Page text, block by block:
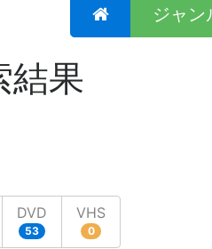
ジャン
結果
DVD
53
VHS
0